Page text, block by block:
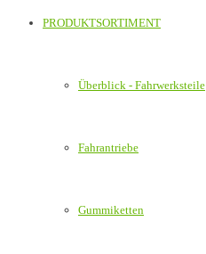
PRODUKTSORTIMENT
Überblick - Fahrwerksteile
Fahrantriebe
Gummiketten